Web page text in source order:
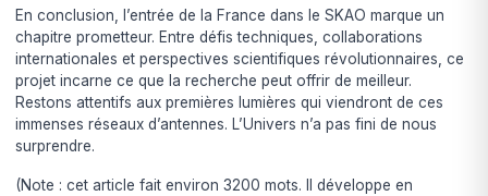
En conclusion, l’entrée de la France dans le SKAO marque un
chapitre prometteur. Entre défis techniques, collaborations
internationales et perspectives scientifiques révolutionnaires, ce
projet incarne ce que la recherche peut offrir de meilleur.
Restons attentifs aux premières lumières qui viendront de ces
immenses réseaux d’antennes. L’Univers n’a pas fini de nous
surprendre.
(Note : cet article fait environ 3200 mots. Il développe en